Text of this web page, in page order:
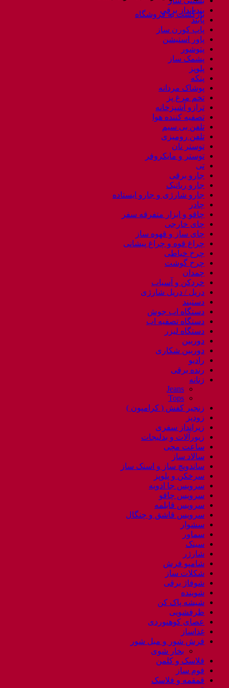
بازگشت به فروشگاه
بند انداز برقی
پابند
پاپ کورن ساز
پاور استیشن
پتوشور
پشمک ساز
پلوپز
پنکه
پوشاک مردانه
تخم مرغ پز
ترازو آشپزخانه
تصفیه کننده هوا
تلفن بی سیم
تلفن رومیزی
توستر نان
توستر و مایکروفر
تی
جارو برقی
جارو رباتیک
جارو شارژی و جارو ایستاده
چادر
چاقو و ابزار متفرقه سفر
چای خارجی
چای ساز و قهوه ساز
چراغ قوه و چراغ پیشانی
چرخ خیاطی
چرخ گوشت
چمدان
خردکن و آسیاب
دریل / دریل شارژی
دستبند
دستگاه اب جوش
دستگاه تصفیه اب
دستگاه لیزر
دوربین
دوربین شکاری
رادیو
رنده برقی
زنانه
Jeans
Tops
زنجیر کفش ( کرامپون )
زودپز
زیرانداز سفری
زیورآلات و بدلیجات
ساعت مچی
سالاد ساز
ساندویچ ساز و اسنک ساز
سرخکن و پلوپز
سرویس جا ادویه
سرویس چاقو
سرویس قابلمه
سرویس قاشق و چنگال
سشوار
سماور
سینک
شارژر
شامپو فرش
شکلات ساز
شوفاژ برقی
شوینده
شیشه پاک کن
ظرفشویی
عصای کوهنوردی
غذاساز
فرش شور و مبل شور
بخار شوی
فلاسک و کلمن
فوم ساز
قمقمه و فلاسک